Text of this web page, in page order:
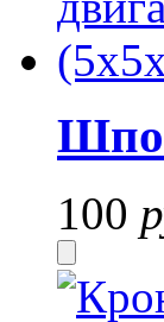
100